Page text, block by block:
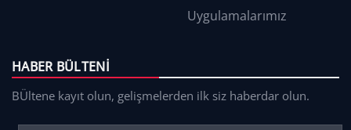
Uygulamalarımız
HABER BÜLTENI
BÜltene kayıt olun, gelişmelerden ilk siz haberdar olun.